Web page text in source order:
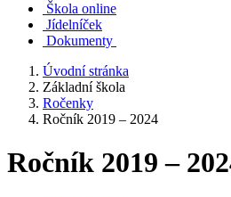
Škola online
Jídelníček
Dokumenty
Úvodní stránka
Základní škola
Ročenky
Ročník 2019 – 2024
Ročník 2019 –